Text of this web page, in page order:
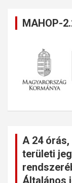
MAHOP-
A 24
területi